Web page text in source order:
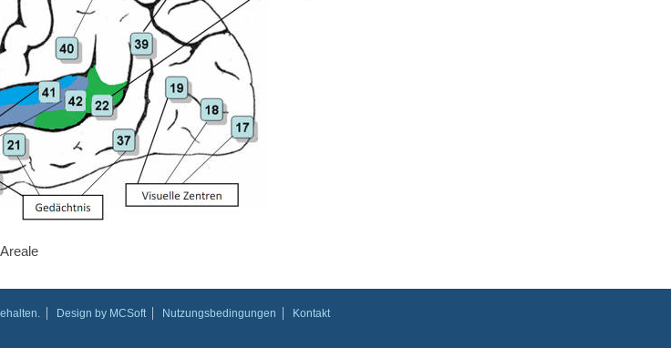
Design by MCSoft Nutzungsbedingungen Kontakt